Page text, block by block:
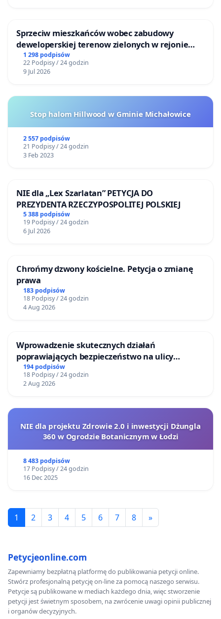
Sprzeciw mieszkańców wobec zabudowy
deweloperskiej terenow zielonych w rejonie
Bulwarów Straceńskich w Bielsku-Białej
1 298 podpisów
22 Podpisy / 24 godzin
9 Jul 2026
Stop halom Hillwood w Gminie Michałowice
2 557 podpisów
21 Podpisy / 24 godzin
3 Feb 2023
NIE dla „Lex Szarlatan” PETYCJA DO
PREZYDENTA RZECZYPOSPOLITEJ POLSKIEJ
5 388 podpisów
19 Podpisy / 24 godzin
6 Jul 2026
Chrońmy dzwony kościelne. Petycja o zmianę
prawa
183 podpisów
18 Podpisy / 24 godzin
4 Aug 2026
Wprowadzenie skutecznych działań
poprawiających bezpieczeństwo na ulicy
Żeromskiego w Otwocku
194 podpisów
18 Podpisy / 24 godzin
2 Aug 2026
NIE dla projektu Zdrowie 2.0 i inwestycji Dżungla
360 w Ogrodzie Botanicznym w Łodzi
8 483 podpisów
17 Podpisy / 24 godzin
16 Dec 2025
1 2 3 4 5 6 7 8 »
Petycjeonline.com
Zapewniamy bezpłatną platformę do publikowania petycji online.
Stwórz profesjonalną petycję on-line za pomocą naszego serwisu.
Petycje są publikowane w mediach każdego dnia, więc stworzenie
petycji jest świetnym sposobem, na zwrócenie uwagi opinii publicznej
i organów decyzyjnych.